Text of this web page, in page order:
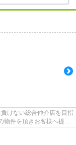
けない総合仲介店を目指
物件を頂きお客様へ提供